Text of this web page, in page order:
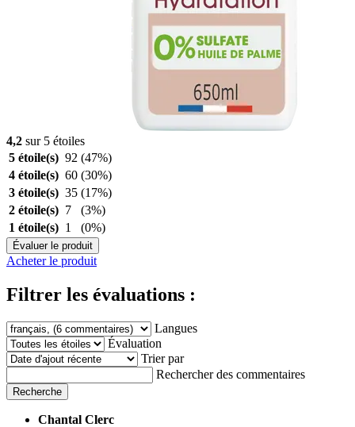
4,2 sur 5 étoiles
5 étoile(s) 92 (47%)
4 étoile(s) 60 (30%)
3 étoile(s) 35 (17%)
2 étoile(s) 7
(3%)
1 étoile(s) 1 (0%)
Évaluer le produit
Acheter le produit
Filtrer les évaluations :
Langues
Évaluation
Trier par
Rechercher des commentaires
Recherche
Chantal Clerc